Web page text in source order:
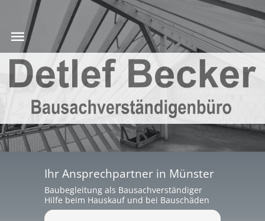
Ihr Ansprechpartner in Münster
Baubegleitung als Bausachverständiger
Hilfe beim Hauskauf und bei Bauschäden